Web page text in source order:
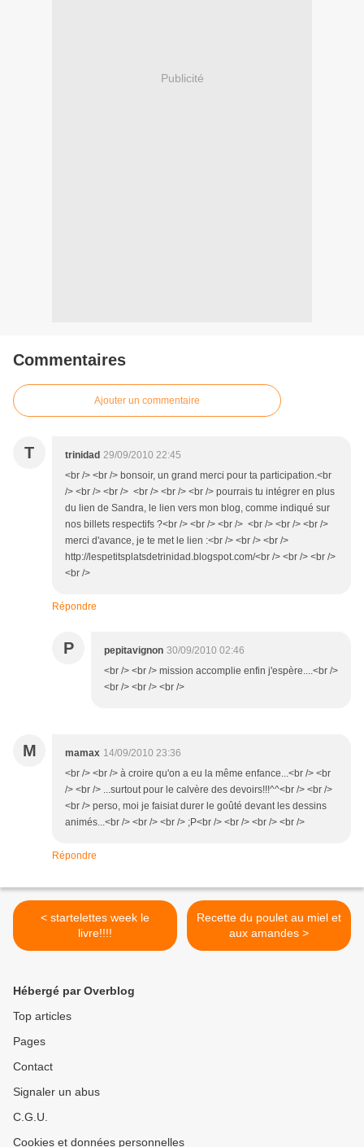
Publicité
Commentaires
Ajouter un commentaire
T trinidad 29/09/2010 22:45
<br /> <br /> bonsoir, un grand merci pour ta participation.<br
/> <br /> <br /> <br /> <br /> <br /> pourrais tu intégrer en plus
du lien de Sandra, le lien vers mon blog, comme indiqué sur
nos billets respectifs ?<br /> <br /> <br /> <br /> <br /> <br />
merci d'avance, je te met le lien :<br /> <br /> <br />
http://lespetitsplatsdetrinidad.blogspot.com/<br /> <br /> <br />
<br />
Répondre
P pepitavignon 30/09/2010 02:46
<br /> <br /> mission accomplie enfin j'espère....<br />
<br /> <br /> <br />
M mamax 14/09/2010 23:36
<br /> <br /> à croire qu'on a eu la même enfance...<br /> <br
/> <br /> ...surtout pour le calvère des devoirs!!!^^<br /> <br />
<br /> perso, moi je faisiat durer le goûté devant les dessins
animés...<br /> <br /> <br /> ;P<br /> <br /> <br /> <br />
Répondre
< startelettes week le
livre!!!!
Recette du poulet au miel et
aux amandes >
Hébergé par Overblog
Top articles
Pages
Contact
Signaler un abus
C.G.U.
Cookies et données personnelles